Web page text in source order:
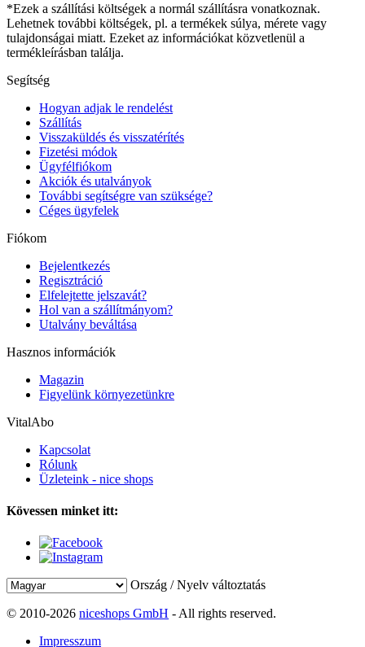
*Ezek a szállítási költségek a normál szállításra vonatkoznak.
Lehetnek további költségek, pl. a termékek súlya, mérete vagy
tulajdonságai miatt. Ezeket az információkat közvetlenül a
termékleírásban találja.
Segítség
Hogyan adjak le rendelést
Szállítás
Visszaküldés és visszatérítés
Fizetési módok
Ügyfélfiókom
Akciók és utalványok
További segítségre van szüksége?
Céges ügyfelek
Fiókom
Bejelentkezés
Regisztráció
Elfelejtette jelszavát?
Hol van a szállítmányom?
Utalvány beváltása
Hasznos információk
Magazin
Figyelünk környezetünkre
VitalAbo
Kapcsolat
Rólunk
Üzleteink - nice shops
Kövessen minket itt:
Ország / Nyelv változtatás
© 2010-2026 niceshops GmbH - All rights reserved.
Impresszum